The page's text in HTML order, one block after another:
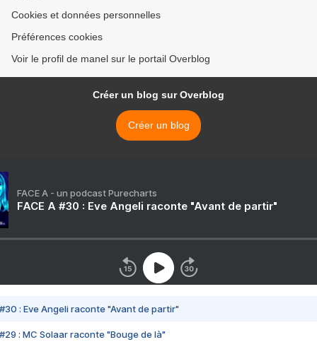
Cookies et données personnelles
Préférences cookies
Voir le profil de manel sur le portail Overblog
Créer un blog sur Overblog
Créer un blog
FACE A - un podcast Purecharts
FACE A #30 : Eve Angeli raconte "Avant de partir"
#30 : Eve Angeli raconte "Avant de partir"
#29 : MC Solaar raconte "Bouge de là"